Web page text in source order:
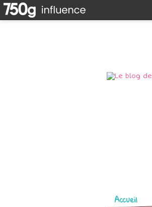
Pages
Accueil